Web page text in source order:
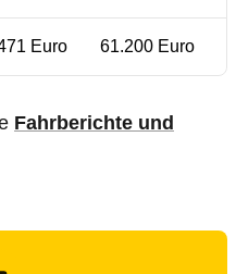
Euro 61.200 Euro
Fahrberichte und